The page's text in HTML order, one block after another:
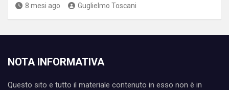
8 mesi ago Guglielmo Toscani
NOTA INFORMATIVA
Questo sito e tutto il materiale contenuto in esso non è in